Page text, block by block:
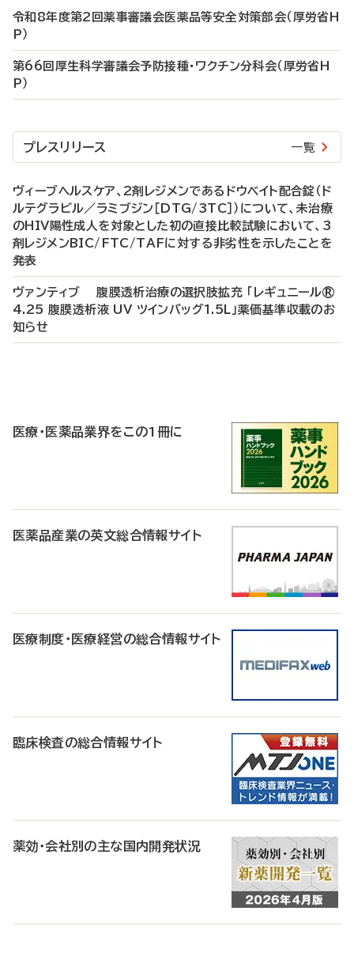
令和8年度第2回薬事審議会医薬品等安全対策部会（厚労省H
P）
第66回厚生科学審議会予防接種・ワクチン分科会（厚労省H
P）
プレスリリース 一覧
ヴィーブヘルスケア、2剤レジメンであるドウベイト配合錠（ド
ルテグラビル／ラミブジン［DTG/3TC］）について、未治療
のHIV陽性成人を対象とした初の直接比較試験において、3
剤レジメンBIC/FTC/TAFに対する非劣性を示したことを
発表
ヴァンティブ 腹膜透析治療の選択肢拡充 「レギュニール®
4.25 腹膜透析液 UV ツインバッグ1.5L」薬価基準収載のお
知らせ
医療・医薬品業界をこの1冊に
医薬品産業の英文総合情報サイト
医療制度・医療経営の総合情報サイト
臨床検査の総合情報サイト
薬効・会社別の主な国内開発状況